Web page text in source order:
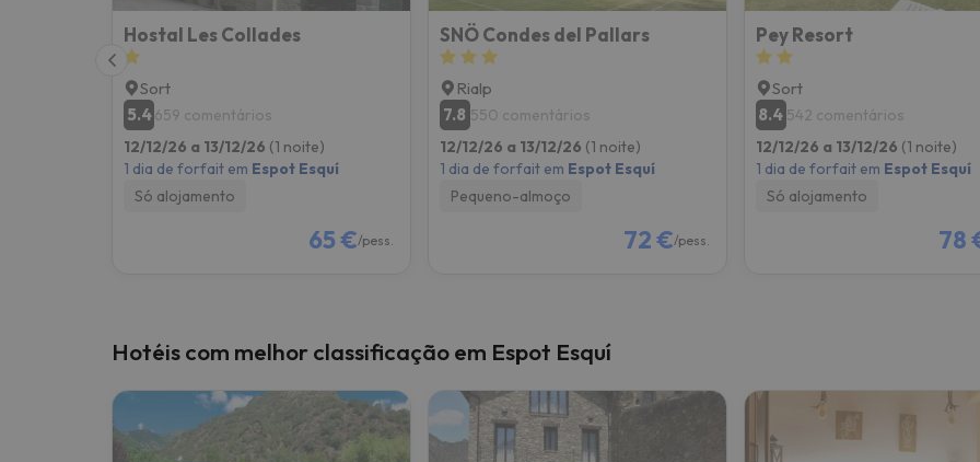
Hostal Les Collades
Sort
5.4659 comentários
12/12/26 a 13/12/26 (1 noite)
1 dia de forfait em Espot Esquí
Só alojamento
65 €/pess.
SNÖ Condes del Pallars
Rialp
7.8 550 comentários
12/12/26 a 13/12/26 (1 noite)
1 dia de forfait em Espot Esquí
Pequeno-almoço
72 €/pess.
Pey Resort
Sort
8.4 542 comentários
12/12/26 a 13/12/26 (1 noite)
1 dia de forfait em Espot Esquí
Só alojamento
78
Hotéis com melhor classificação em Espot Esquí